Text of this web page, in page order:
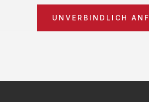
UNVERBINDLICH